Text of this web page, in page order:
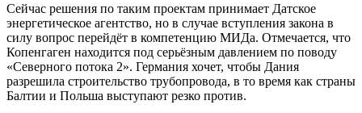
Сейчас решения по таким проектам принимает Датское
энергетическое агентство, но в случае вступления закона в
силу вопрос перейдёт в компетенцию МИДа. Отмечается, что
Копенгаген находится под серьёзным давлением по поводу
«Северного потока 2». Германия хочет, чтобы Дания
разрешила строительство трубопровода, в то время как страны
Балтии и Польша выступают резко против.